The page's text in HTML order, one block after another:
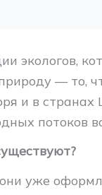
экологов,
— то,
и в
потоков
уже